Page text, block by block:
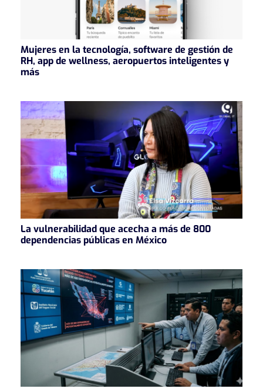
Mujeres en la tecnología, software de gestión de
RH, app de wellness, aeropuertos inteligentes y
más
La vulnerabilidad que acecha a más de 800
dependencias públicas en México